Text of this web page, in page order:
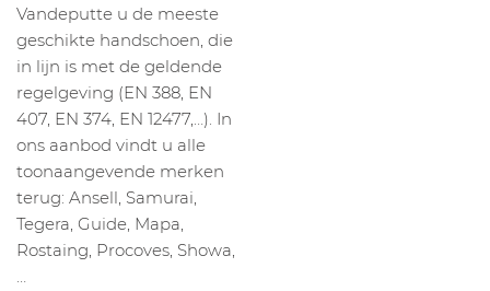
Vandeputte u de meeste
geschikte handschoen, die
in lijn is met de geldende
regelgeving (EN 388, EN
407, EN 374, EN 12477,…). In
ons aanbod vindt u alle
toonaangevende merken
terug: Ansell, Samurai,
Tegera, Guide, Mapa,
Rostaing, Procoves, Showa,
…